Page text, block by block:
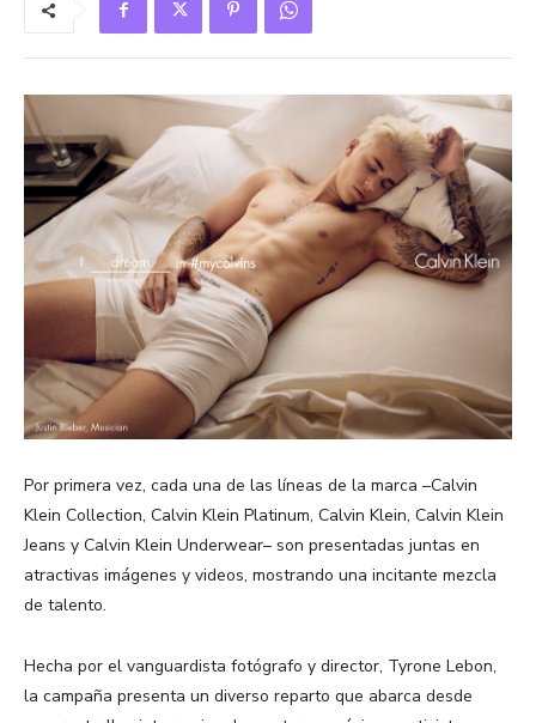
Por primera vez, cada una de las líneas de la marca –Calvin
Klein Collection, Calvin Klein Platinum, Calvin Klein, Calvin Klein
Jeans y Calvin Klein Underwear– son presentadas juntas en
atractivas imágenes y videos, mostrando una incitante mezcla
de talento.
Hecha por el vanguardista fotógrafo y director, Tyrone Lebon,
la campaña presenta un diverso reparto que abarca desde